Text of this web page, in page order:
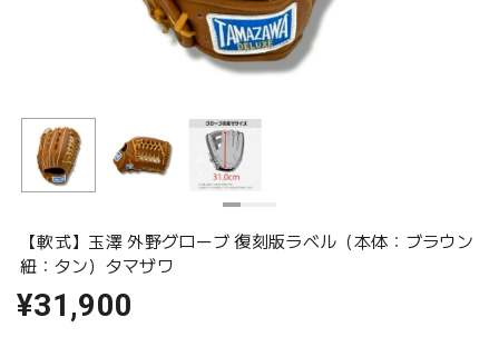
【軟式】玉澤 外野グローブ 復刻版ラベル（本体：ブラウン
紐：タン）タマザワ
¥31,900